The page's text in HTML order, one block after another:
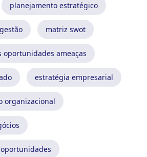
planejamento estratégico
matriz swot
oportunidades ameaças
estratégia empresarial
organizacional